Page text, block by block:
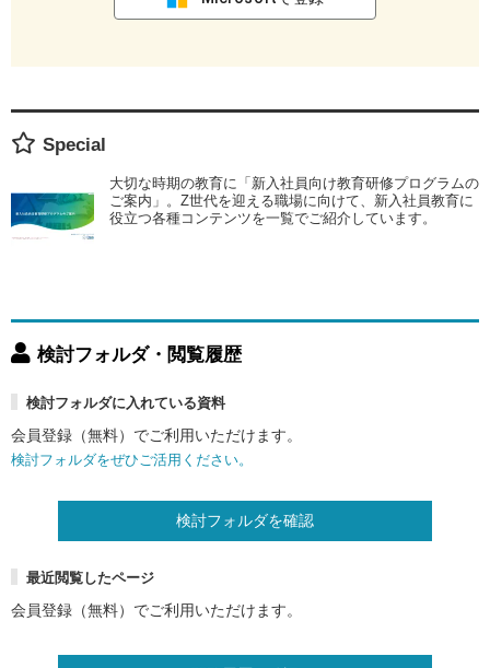
Special
大切な時期の教育に「新入社員向け教育研修プログラムの
ご案内」。Z世代を迎える職場に向けて、新入社員教育に
役立つ各種コンテンツを一覧でご紹介しています。
検討フォルダ・閲覧履歴
検討フォルダに入れている資料
会員登録（無料）でご利用いただけます。
検討フォルダをぜひご活用ください。
検討フォルダを確認
最近閲覧したページ
会員登録（無料）でご利用いただけます。